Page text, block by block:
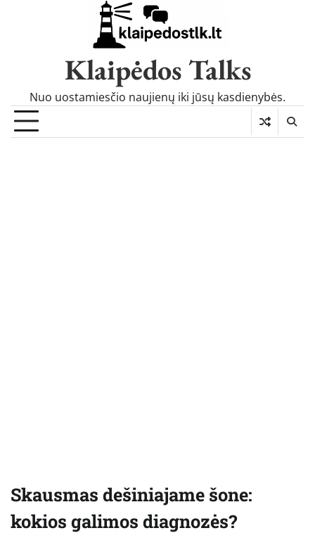
Klaipėdos Talks
Nuo uostamiesčio naujienų iki jūsų kasdienybės.
Skausmas dešiniajame šone:
kokios galimos diagnozės?